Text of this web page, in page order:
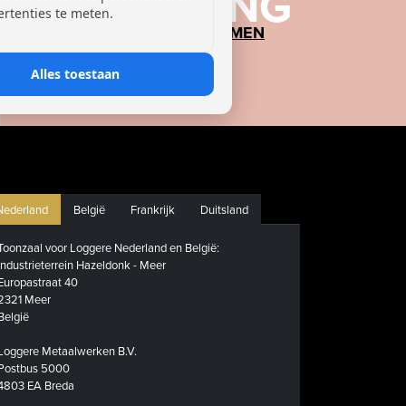
LOCKERS EN KASTSYSTEMEN
GARDEROBESYSTEMEN
KANTOORUNITS
DROOGSYSTEMEN
België Frankrijk Duitsland
voor Loggere Nederland en België:
Hazeldonk - Meer
40
Meer
Metaalwerken B.V.
5000
EA Breda
te meten.
Alles toestaan